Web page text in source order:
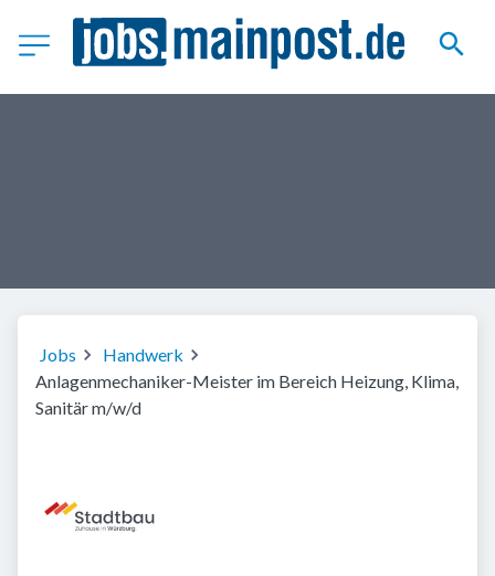
Jobs
Handwerk
Anlagenmechaniker-Meister im Bereich Heizung, Klima,
Sanitär m/w/d